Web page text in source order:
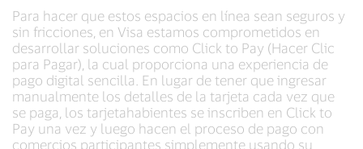
Para hacer que estos espacios en línea sean seguros y
sin fricciones, en Visa estamos comprometidos en
desarrollar soluciones como Click to Pay (Hacer Clic
para Pagar), la cual proporciona una experiencia de
pago digital sencilla. En lugar de tener que ingresar
manualmente los detalles de la tarjeta cada vez que
se paga, los tarjetahabientes se inscriben en Click to
Pay una vez y luego hacen el proceso de pago con
comercios participantes simplemente usando su